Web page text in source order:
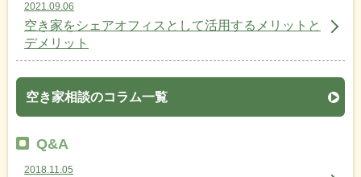
2021.09.06
空き家をシェアオフィスとして活用するメリットと
デメリット
空き家相談のコラム一覧
Q&A
2018.11.05